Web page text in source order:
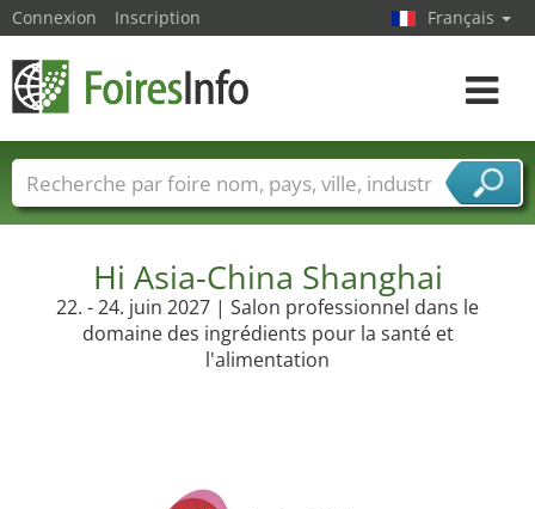
Hi Asia-China Shanghai
22. - 24. juin 2027 | Salon professionnel dans le
domaine des ingrédients pour la santé et
l'alimentation
Connexion Inscription Français
Toggle
Foire noms Pays Villes
Secteurs de foire